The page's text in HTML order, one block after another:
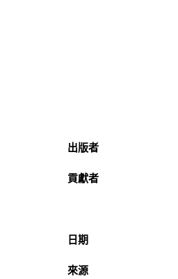
出版者
貢獻者
日期
來源